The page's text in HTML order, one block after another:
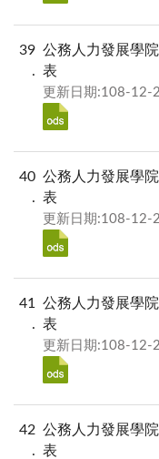
39 公務人力發展學
表
更新日期:108-12-
40 公務人力發展學
表
更新日期:108-12-
41
公務人力發展學
表
更新日期:108-12-
42 公務人力發展學
表